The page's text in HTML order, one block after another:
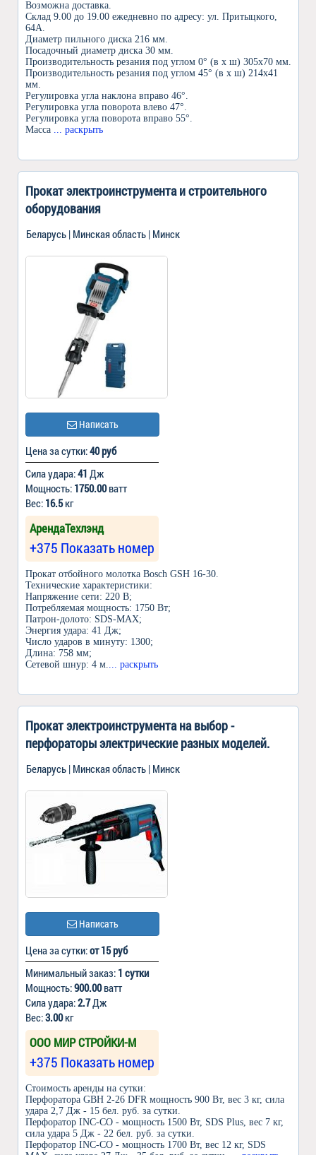
Возможна доставка.
Склад 9.00 до 19.00 ежедневно по адресу: ул. Притыцкого,
64А.
Диаметр пильного диска 216 мм.
Посадочный диаметр диска 30 мм.
Производительность резания под углом 0° (в x ш) 305х70 мм.
Производительность резания под углом 45° (в x ш) 214х41
мм.
Регулировка угла наклона вправо 46°.
Регулировка угла поворота влево 47°.
Регулировка угла поворота вправо 55°.
Масса
... раскрыть
Прокат электроинструмента и строительного
оборудования
Беларусь | Минская область | Минск
Написать
Цена за сутки:40 руб
Сила удара:41 Дж
Мощность: 1750.00ватт
Вес: 16.5кг
АрендаТехлэнд
+375 Показать номер
Прокат отбойного молотка Bosch GSH 16-30.
Технические характеристики:
Напряжение сети: 220 В;
Потребляемая мощность: 1750 Вт;
Патрон-долото: SDS-MAX;
Энергия удара: 41 Дж;
Число ударов в минуту: 1300;
Длина: 758 мм;
Сетевой шнур: 4 м.
... раскрыть
Прокат электроинструмента на выбор -
перфораторы электрические разных моделей.
Беларусь | Минская область | Минск
Написать
Цена за сутки:от 15 руб
Минимальный заказ: 1 сутки
Мощность:900.00ватт
Сила удара:2.7Дж
Вес:3.00кг
ООО МИР СТРОЙКИ-М
+375 Показать номер
Стоимость аренды на сутки:
Перфоратора GBH 2-26 DFR мощность 900 Вт, вес 3 кг, сила
удара 2,7 Дж - 15 бел. руб. за сутки.
Перфоратор INC-CO - мощность 1500 Вт, SDS Plus, вес 7 кг,
сила удара 5 Дж - 22 бел. руб. за сутки.
Перфоратор INC-CO - мощность 1700 Вт, вес 12 кг, SDS